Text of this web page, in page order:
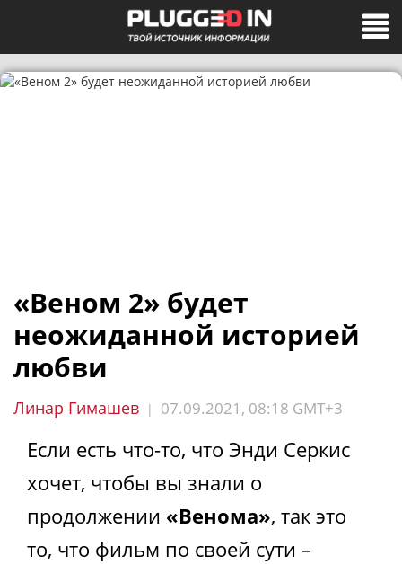
«Веном 2» будет
неожиданной историей
любви
Линар Гимашев | 07.09.2021, 08:18 GMT+3
Если есть что-то, что Энди Серкис
хочет, чтобы вы знали о
продолжении «Венома», так это
то, что фильм по своей сути –